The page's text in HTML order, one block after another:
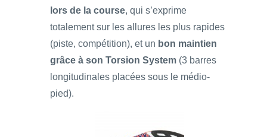
lors de la course, qui s’exprime
totalement sur les allures les plus rapides
(piste, compétition), et un bon maintien
grâce à son Torsion System (3 barres
longitudinales placées sous le médio-
pied).